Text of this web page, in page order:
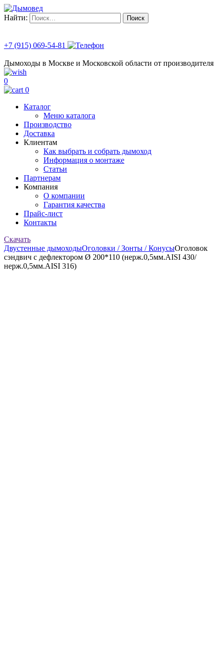
Найти:
+7 (915) 069-54-81
Дымоходы в Москве и Московской области от производителя
0
0
Каталог
Меню каталога
Производство
Доставка
Клиентам
Как выбрать и собрать дымоход
Информация о монтаже
Статьи
Партнерам
Компания
О компании
Гарантия качества
Прайс-лист
Контакты
Скачать
Двустенные дымоходыОголовки / Зонты / КонусыОголовок
сэндвич с дефлектором Ø 200*110 (нерж.0,5мм.AISI 430/
нерж.0,5мм.AISI 316)